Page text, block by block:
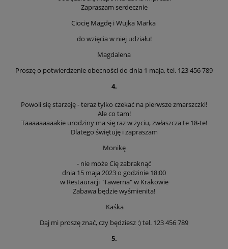
Zapraszam serdecznie
Ciocię Magdę i Wujka Marka
do wzięcia w niej udziału!
Magdalena
Proszę o potwierdzenie obecności do dnia 1 maja, tel. 123 456 789
4.
Powoli się starzeję - teraz tylko czekać na pierwsze zmarszczki!
Ale co tam!
Taaaaaaaaakie urodziny ma się raz w życiu, zwłaszcza te 18-te!
Dlatego świętuję i zapraszam
Monikę
- nie może Cię zabraknąć
dnia 15 maja 2023 o godzinie 18:00
w Restauracji "Tawerna" w Krakowie
Zabawa będzie wyśmienita!
Kaśka
Daj mi proszę znać, czy będziesz :) tel. 123 456 789
5.